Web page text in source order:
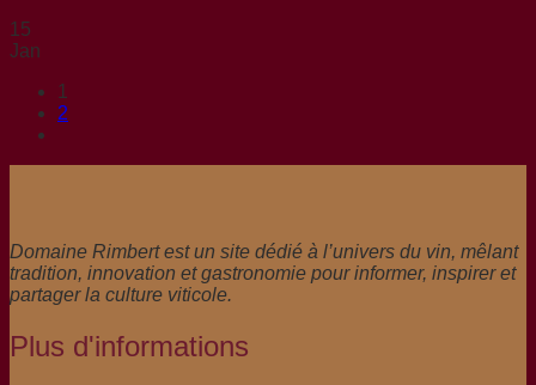
15
Jan
1
2
Domaine Rimbert est un site dédié à l’univers du vin, mêlant
tradition, innovation et gastronomie pour informer, inspirer et
partager la culture viticole.
Plus d'informations